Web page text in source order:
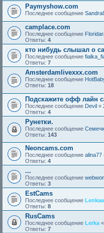
Paymyshow.com
Последнее сообщение
camplace.com
Последнее сообщение
Ответы: 4
кто нибудь слышал о
Последнее сообщение
Ответы: 7
Amsterdamlivexxx.com
Последнее сообщение
Ответы: 18
Подскажите офф лайн
Последнее сообщение Devil «
Ответы: 4
Рунетки.
Последнее сообщение
Ответы: 143
Neoncams.com
Последнее сообщение alina77
Ответы: 4
...
Последнее сообщение
Ответы: 3
EstCams
Последнее сообщение
Ответы: 8
RusCams
Последнее сообщение Lerka «
Ответы: 7